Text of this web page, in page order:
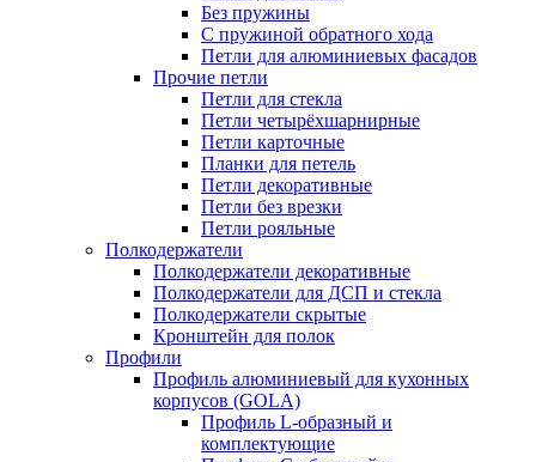
Без пружины
С пружиной обратного хода
Петли для алюминиевых фасадов
Прочие петли
Петли для стекла
Петли четырёхшарнирные
Петли карточные
Планки для петель
Петли декоративные
Петли без врезки
Петли рояльные
Полкодержатели
Полкодержатели декоративные
Полкодержатели для ДСП и стекла
Полкодержатели скрытые
Кронштейн для полок
Профили
Профиль алюминиевый для кухонных
корпусов (GOLA)
Профиль L-образный и
комплектующие